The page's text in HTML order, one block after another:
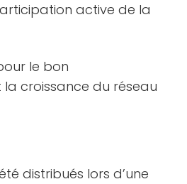
active de la
le bon
croissance du réseau
distribués lors d’une